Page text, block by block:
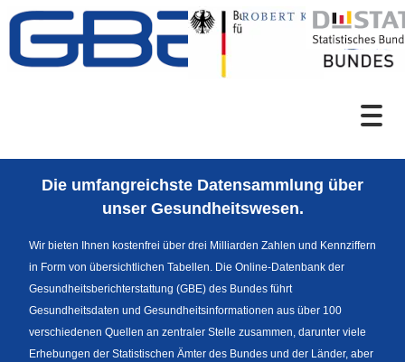
Zum Inhalt
Sprachumschaltung
Die umfangreichste Datensammlung über
unser Gesundheitswesen.
Wir bieten Ihnen kostenfrei über drei Milliarden Zahlen und Kennziffern
in Form von übersichtlichen Tabellen. Die Online-Datenbank der
Gesundheitsberichterstattung (GBE) des Bundes führt
Gesundheitsdaten und Gesundheitsinformationen aus über 100
verschiedenen Quellen an zentraler Stelle zusammen, darunter viele
Erhebungen der Statistischen Ämter des Bundes und der Länder, aber